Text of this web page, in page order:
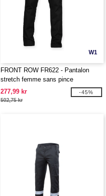
W1
FRONT ROW FR622 - Pantalon
stretch femme sans pince
277,99 kr
502,75 kr
-45%